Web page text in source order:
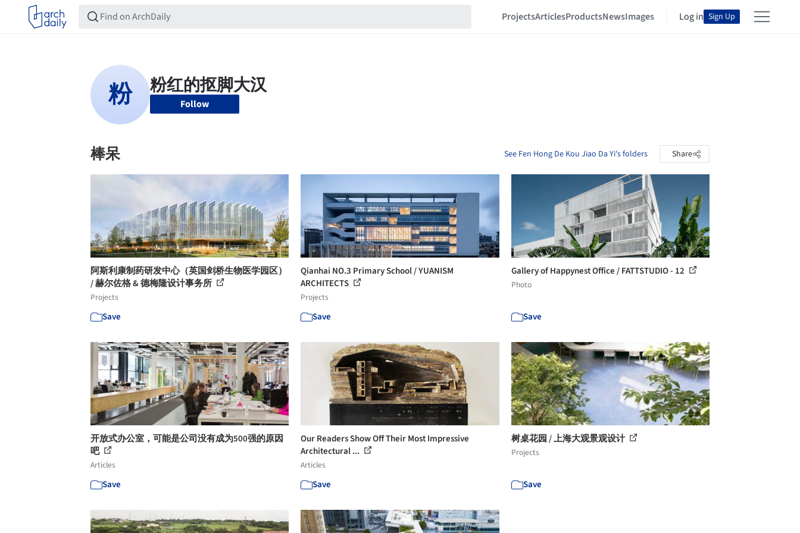
ProjectsArticlesProductsNewsImages Log in Sign Up
Follow
棒呆 See Fen Hong De Kou Jiao Da Yi's folders Share
阿斯利康制药研发中心（英国剑桥生物医学园区）
/ 赫尔佐格 & 德梅隆设计事务所
Projects
Save
Qianhai NO.3 Primary School / YUANISM
ARCHITECTS
Projects
Save
Gallery of Happynest Office / FATTSTUDIO - 12
Photo
Save
开放式办公室，可能是公司没有成为500强的原因
吧
Articles
Save
Our Readers Show Off Their Most Impressive
Architectural ...
Articles
Save
树桌花园 / 上海大观景观设计
Projects
Save